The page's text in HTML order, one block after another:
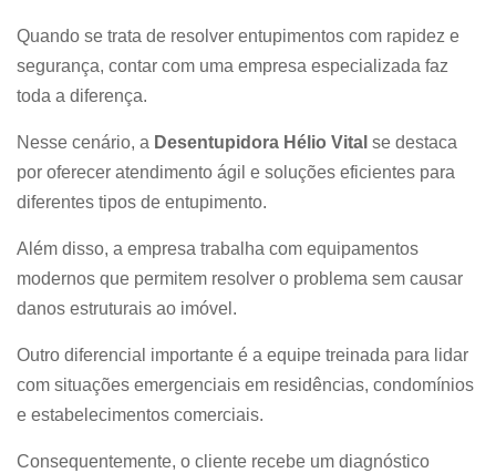
Quando se trata de resolver entupimentos com rapidez e
segurança, contar com uma empresa especializada faz
toda a diferença.
Nesse cenário, a Desentupidora Hélio Vital se destaca
por oferecer atendimento ágil e soluções eficientes para
diferentes tipos de entupimento.
Além disso, a empresa trabalha com equipamentos
modernos que permitem resolver o problema sem causar
danos estruturais ao imóvel.
Outro diferencial importante é a equipe treinada para lidar
com situações emergenciais em residências, condomínios
e estabelecimentos comerciais.
Consequentemente, o cliente recebe um diagnóstico